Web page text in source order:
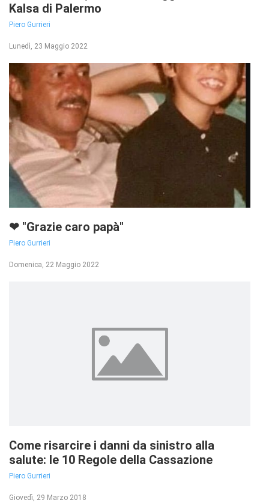
Kalsa di Palermo
Piero Gurrieri
Lunedì, 23 Maggio 2022
❤ "Grazie caro papà"
Piero Gurrieri
Domenica, 22 Maggio 2022
Come risarcire i danni da sinistro alla
salute: le 10 Regole della Cassazione
Piero Gurrieri
Giovedì, 29 Marzo 2018